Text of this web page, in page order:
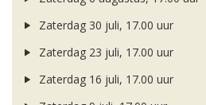
Zaterdag 30 juli, 17.00 uur
Zaterdag 23 juli, 17.00 uur
Zaterdag 16 juli, 17.00 uur